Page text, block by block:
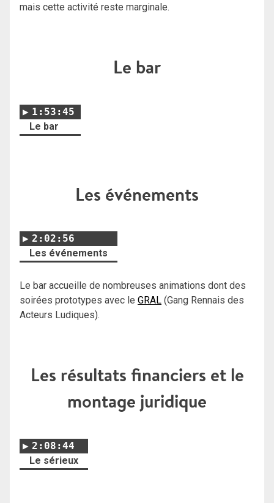
mais cette activité reste marginale.
Le bar
1:53:45
Le bar
Les événements
2:02:56
Les événements
Le bar accueille de nombreuses animations dont des
soirées prototypes avec le GRAL (Gang Rennais des
Acteurs Ludiques).
Les résultats financiers et le
montage juridique
2:08:44
Le sérieux